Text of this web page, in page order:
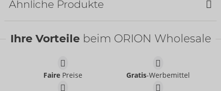
Pants
49,95 €
Ähnliche Produkte
Ihre Vorteile beim ORION Wholesale
FairePreise Gratis-Werbemittel